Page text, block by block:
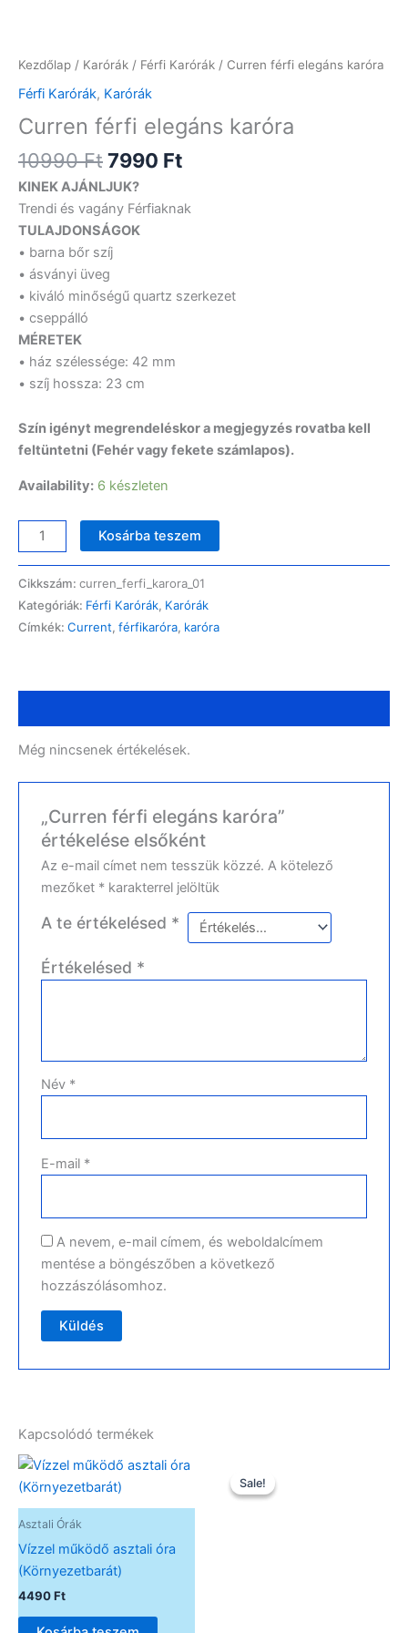
Kezdőlap / Karórák / Férfi Karórák / Curren férfi elegáns karóra
Férfi Karórák, Karórák
Curren férfi elegáns karóra
10990Ft7990 Ft
KINEK AJÁNLJUK?
Trendi és vagány Férfiaknak
TULAJDONSÁGOK
• barna bőr szíj
• ásványi üveg
• kiváló minőségű quartz szerkezet
• cseppálló
MÉRETEK
• ház szélessége: 42 mm
• szíj hossza: 23 cm
Szín igényt megrendeléskor a megjegyzés rovatba kell
feltüntetni (Fehér vagy fekete számlapos).
Availability: 6 készleten
Kosárba teszem
Cikkszám: curren_ferfi_karora_01
Kategóriák: Férfi Karórák, Karórák
Címkék: Current, férfikaróra, karóra
Még nincsenek értékelések.
„Curren férfi elegáns karóra”
értékelése elsőként
Az e-mail címet nem tesszük közzé. A kötelező
mezőket * karakterrel jelöltük
A te értékelésed *
Értékelésed *
Név *
E-mail *
A nevem, e-mail címem, és weboldalcímem
mentése a böngészőben a következő
hozzászólásomhoz.
Kapcsolódó termékek
Asztali Órák
Vízzel működő asztali óra
(Környezetbarát)
4490Ft
Sale!
Sale!price
was: